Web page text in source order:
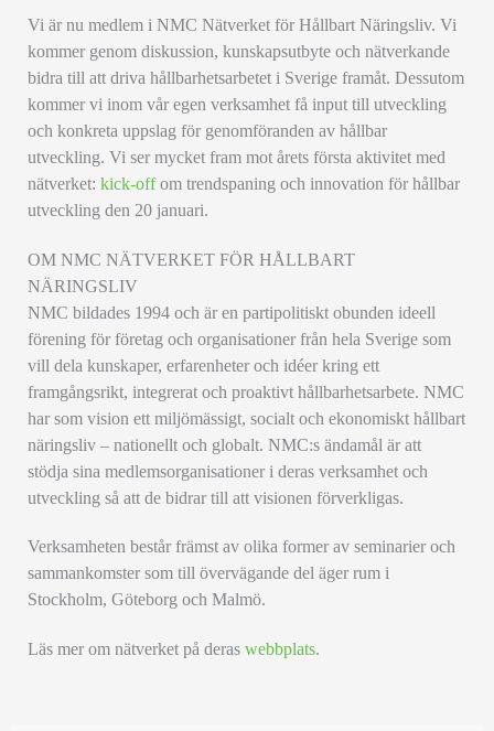
Vi är nu medlem i NMC Nätverket för Hållbart Näringsliv. Vi
kommer genom diskussion, kunskapsutbyte och nätverkande
bidra till att driva hållbarhetsarbetet i Sverige framåt. Dessutom
kommer vi inom vår egen verksamhet få input till utveckling
och konkreta uppslag för genomföranden av hållbar
utveckling. Vi ser mycket fram mot årets första aktivitet med
nätverket: kick-offom trendspaning och innovation för hållbar
utveckling den 20 januari.
OM NMC NÄTVERKET FÖR HÅLLBART
NÄRINGSLIV
NMC bildades 1994 och är en partipolitiskt obunden ideell
förening för företag och organisationer från hela Sverige som
vill dela kunskaper, erfarenheter och idéer kring ett
framgångsrikt, integrerat och proaktivt hållbarhetsarbete. NMC
har som vision ett miljömässigt, socialt och ekonomiskt hållbart
näringsliv – nationellt och globalt. NMC:s ändamål är att
stödja sina medlemsorganisationer i deras verksamhet och
utveckling så att de bidrar till att visionen förverkligas.
Verksamheten består främst av olika former av seminarier och
sammankomster som till övervägande del äger rum i
Stockholm, Göteborg och Malmö.
Läs mer om nätverket på deraswebbplats.